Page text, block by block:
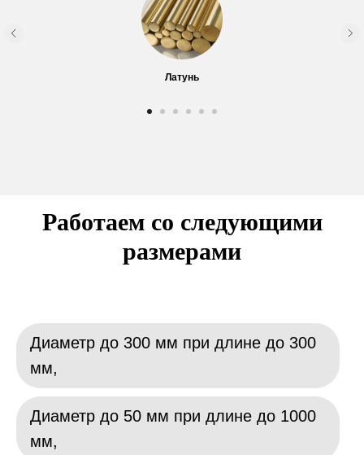
Латунь
Работаем со следующими
размерами
Диаметр до 300 мм при длине до 300
мм,
Диаметр до 50 мм при длине до 1000
мм,